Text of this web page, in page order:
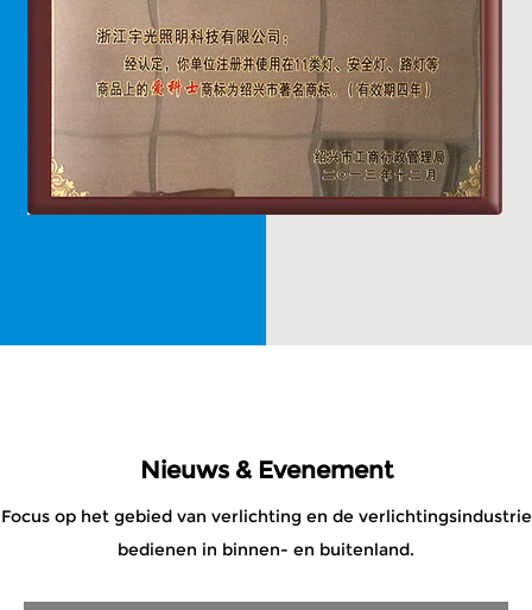
Nieuws & Evenement
Focus op het gebied van verlichting en de verlichtingsindustrie
bedienen in binnen- en buitenland.